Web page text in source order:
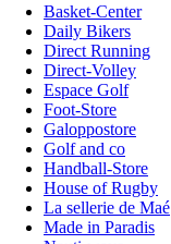
Basket-Center
Daily Bikers
Direct Running
Direct-Volley
Espace Golf
Foot-Store
Galoppostore
Golf and co
Handball-Store
House of Rugby
La sellerie de Maé
Made in Paradis